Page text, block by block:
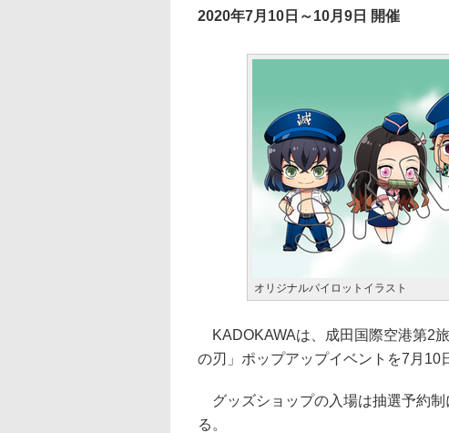
2020年7月10日～10月9日 開催
オリジナルパイロットイラスト
KADOKAWAは、成田国際空港第2
の刃」ポップアップイベントを7月10
グッズショップの入場は抽選予約
る。